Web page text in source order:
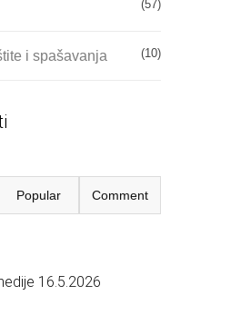
(57)
i spašavanja (10)
Popular Comment
Izvještaj za medije 16.5.2026